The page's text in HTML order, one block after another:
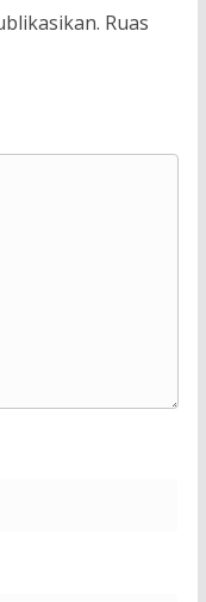
Ruas